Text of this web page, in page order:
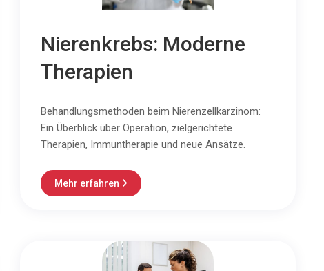
Nierenkrebs: Moderne
Therapien
Behandlungsmethoden beim Nierenzellkarzinom:
Ein Überblick über Operation, zielgerichtete
Therapien, Immuntherapie und neue Ansätze.
Mehr erfahren 